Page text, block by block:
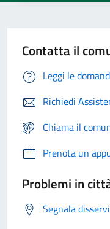
Contatta il
Leggi le
Richiedi
Chiama il
Prenota un
Problemi in
Segnala